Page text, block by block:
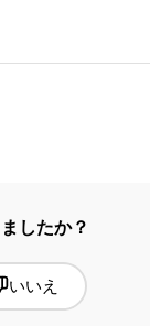
したか？
いいえ